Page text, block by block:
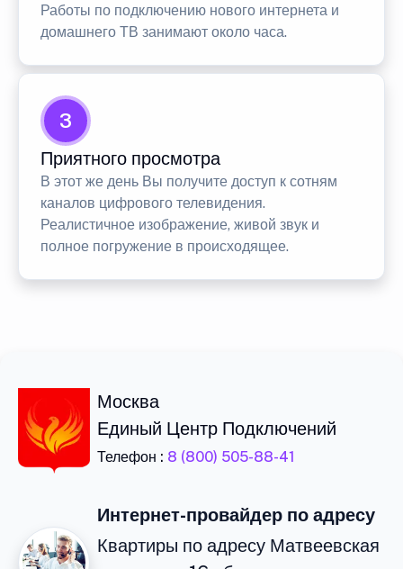
Работы по подключению нового интернета и
домашнего ТВ занимают около часа.
3
Приятного просмотра
В этот же день Вы получите доступ к сотням
каналов цифрового телевидения.
Реалистичное изображение, живой звук и
полное погружение в происходящее.
Москва
Единый Центр Подключений
Телефон : 8 (800) 505-88-41
Интернет-провайдер по адресу
Квартиры по адресу Матвеевская